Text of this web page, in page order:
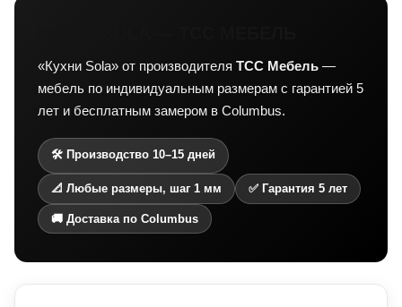
«Кухни Sola» от производителя ТСС Мебель —
мебель по индивидуальным размерам с гарантией 5
лет и бесплатным замером в Columbus.
🛠 Производство 10–15 дней
📐 Любые размеры, шаг 1 мм ✅ Гарантия 5 лет
🚚 Доставка по Columbus